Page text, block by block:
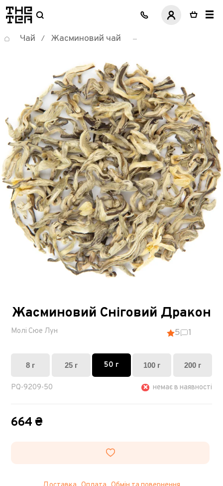
логотип
Чай / Жасминовий чай
Жасминовий Сніговий Дракон
Молі Сюе Лун 5 1
8 г 25 г 50 г 100 г 200 г
PQ-9209-50 немає в наявності
664 ₴